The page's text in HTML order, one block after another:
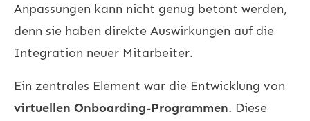
Anpassungen kann nicht genug betont werden,
denn sie haben direkte Auswirkungen auf die
Integration neuer Mitarbeiter.
Ein zentrales Element war die Entwicklung von
virtuellen Onboarding-Programmen. Diese